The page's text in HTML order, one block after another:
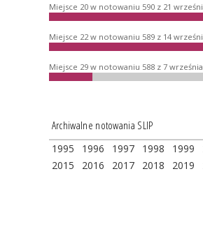
Miejsce 20 w notowaniu 590 z 21
Miejsce 22 w notowaniu 589 z 14
Miejsce 29 w notowaniu 588 z 7
Archiwalne notowania SLIP
1995 1996 1997 1998 1999
2015
2016 2017 2018 2019